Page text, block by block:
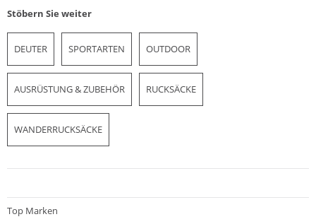
Stöbern Sie weiter
DEUTER SPORTARTEN OUTDOOR
AUSRÜSTUNG & ZUBEHÖR RUCKSÄCKE
WANDERRUCKSÄCKE
Top Marken